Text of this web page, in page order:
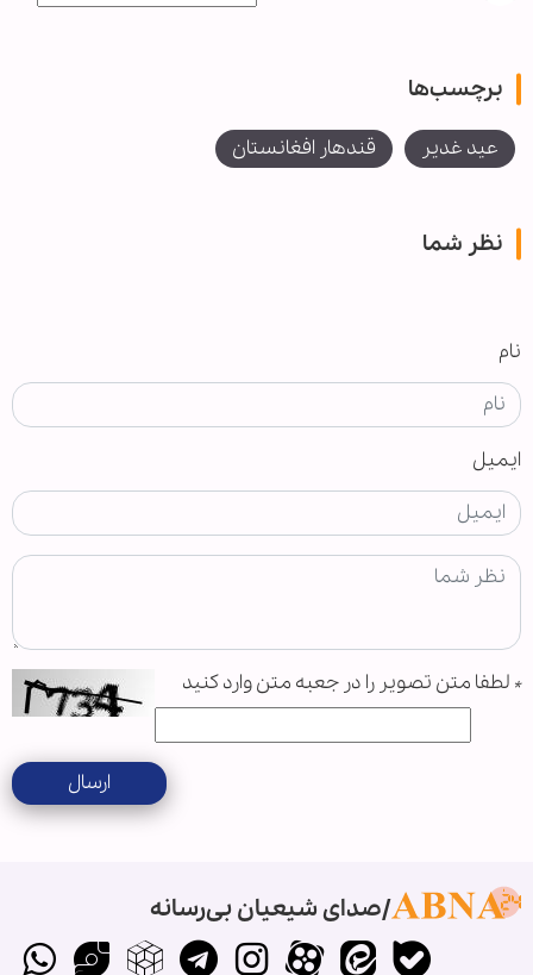
برچسب‌ها
عید غدیر قندهار افغانستان
نظر شما
نام
ایمیل
* لطفا متن تصویر را در جعبه متن وارد کنید
ارسال
صدای شیعیان بی‌رسانه